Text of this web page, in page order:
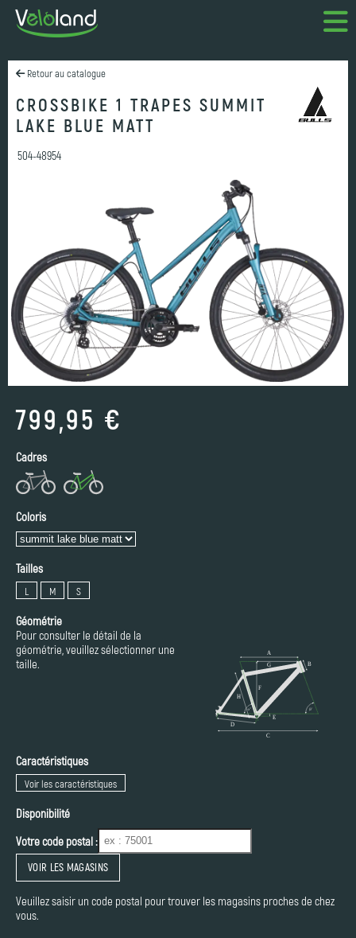
Retour au catalogue
CROSSBIKE 1 TRAPES SUMMIT
LAKE BLUE MATT
504-48954
799,95 €
Cadres
Coloris
Tailles
L M S
Géométrie
Pour consulter le détail de la
géométrie, veuillez sélectionner une
taille.
Caractéristiques
Voir les caractéristiques
Disponibilité
Votre code postal :
VOIR LES MAGASINS
Veuillez saisir un code postal pour trouver les magasins proches de chez
vous.